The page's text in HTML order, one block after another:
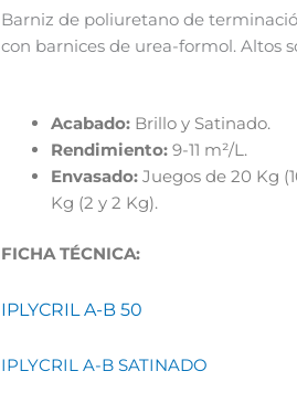
precios:
desde
109,87 €
Barniz de poliuretano de
con barnices de urea-formol. Altos
Acabado: Brillo y Satinado.
Rendimiento: 9-11 m²/L.
Envasado: Juegos de 20 Kg
Kg (2 y 2 Kg).
FICHA TÉCNICA:
IPLYCRIL A-B 50
IPLYCRIL A-B SATINADO